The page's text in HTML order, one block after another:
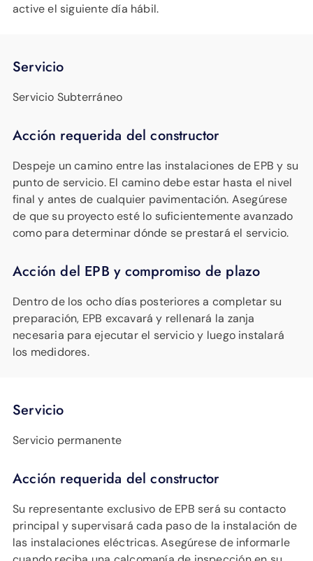
active el siguiente día hábil.
Servicio
Servicio Subterráneo
Acción requerida del constructor
Despeje un camino entre las instalaciones de EPB y su
punto de servicio. El camino debe estar hasta el nivel
final y antes de cualquier pavimentación. Asegúrese
de que su proyecto esté lo suficientemente avanzado
como para determinar dónde se prestará el servicio.
Acción del EPB y compromiso de plazo
Dentro de los ocho días posteriores a completar su
preparación, EPB excavará y rellenará la zanja
necesaria para ejecutar el servicio y luego instalará
los medidores.
Servicio
Servicio permanente
Acción requerida del constructor
Su representante exclusivo de EPB será su contacto
principal y supervisará cada paso de la instalación de
las instalaciones eléctricas. Asegúrese de informarle